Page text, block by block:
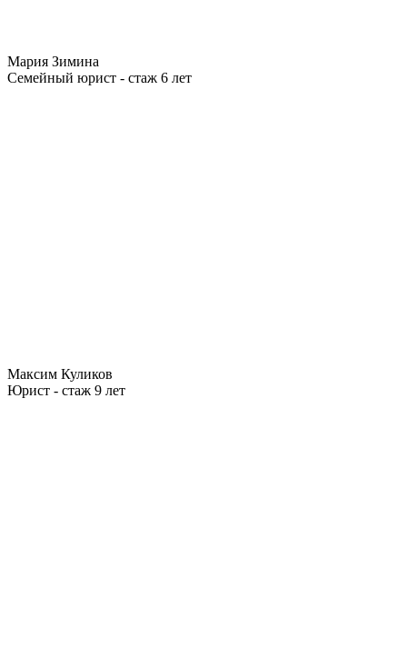
Мария Зимина
Семейный юрист - стаж 6 лет
Максим Куликов
Юрист - стаж 9 лет